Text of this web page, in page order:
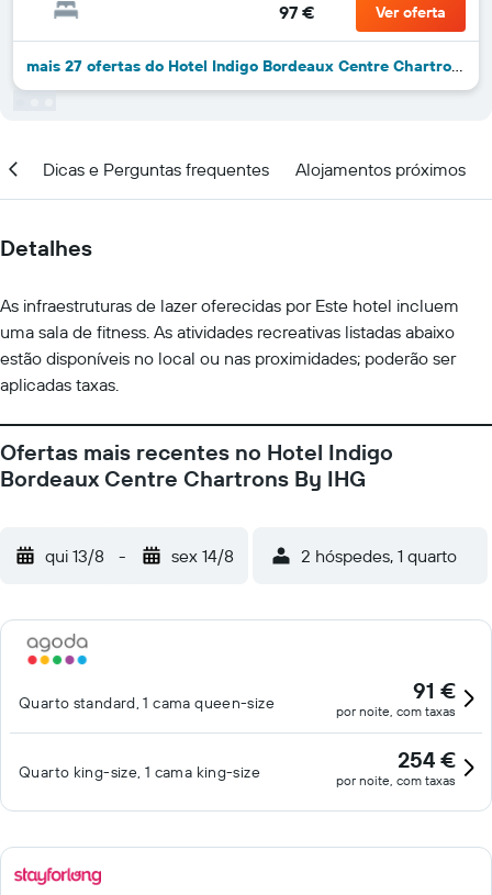
97 € Ver oferta
mais 27 ofertas do Hotel Indigo Bordeaux Centre Chartrons By IHG
Dicas e Perguntas frequentes Alojamentos próximos
Detalhes
As infraestruturas de lazer oferecidas por Este hotel incluem
uma sala de fitness. As atividades recreativas listadas abaixo
estão disponíveis no local ou nas proximidades; poderão ser
aplicadas taxas.
Ofertas mais recentes no Hotel Indigo
Bordeaux Centre Chartrons By IHG
qui 13/8 - sex 14/8 2 hóspedes, 1 quarto
Quarto standard, 1 cama queen-size 91 €
por noite, com taxas
Quarto king-size, 1 cama king-size 254 €
por noite, com taxas